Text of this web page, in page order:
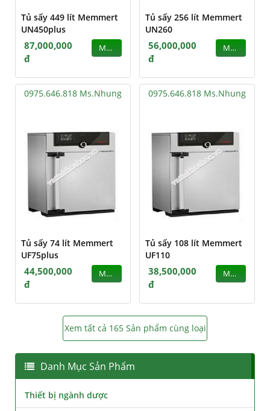
Tủ sấy 449 lít Memmert
UN450plus
87,000,000
đ
MUA
Tủ sấy 256 lít Memmert
UN260
56,000,000
đ
MUA
0975.646.818 Ms.Nhung
Tủ sấy 74 lít Memmert
UF75plus
44,500,000
đ
MUA
0975.646.818 Ms.Nhung
Tủ sấy 108 lít Memmert
UF110
38,500,000
đ
MUA
Xem tất cả 165 Sản phẩm cùng loại
Danh Mục Sản Phẩm
Thiết bị ngành dược